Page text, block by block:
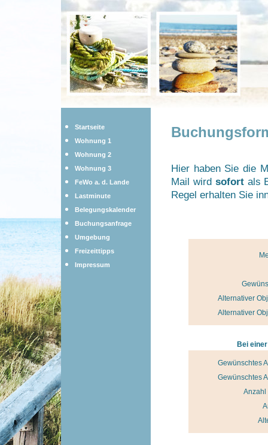
Startseite
Wohnung 1
Wohnung 2
Wohnung 3
FeWo a. d. Lande
Lastminute
Belegungskalender
Buchungsanfrage
Umgebung
Freizeittipps
Impressum
Hier haben Sie die
Mail wird sofortals
Regel erhalten Sie
Alternativer
Alternativer
Bei
Gewünschtes
Gewünschtes
Anzahl